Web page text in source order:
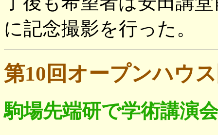
に記念撮影を行った。
第10回オープンハウ
駒場先端研で学術講演会